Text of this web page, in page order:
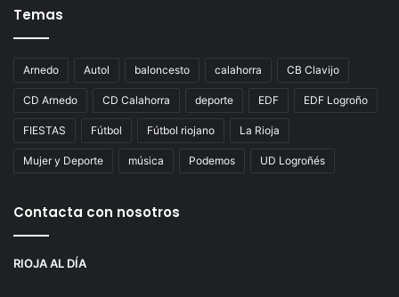
Temas
Arnedo Autol baloncesto calahorra CB Clavijo
CD Arnedo CD Calahorra deporte EDF EDF Logroño
FIESTAS Fútbol Fútbol riojano La Rioja
Mujer y Deporte música Podemos UD Logroñés
Contacta con nosotros
RIOJA AL DÍA